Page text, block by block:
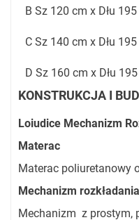
B Sz 120 cm x Dłu
C Sz 140 cm x Dłu
D Sz 160 cm x Dłu
KONSTRUKCJA I
Loiudice Mechanizm
Materac
Materac poliuretanowy
Mechanizm rozkładania
Mechanizm z prostym,